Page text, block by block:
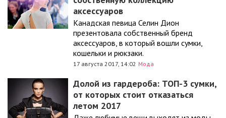
аксессуаров
Канадская певица Селин Дион
презентовала собственный бренд
аксессуаров, в который вошли сумки,
кошельки и рюкзаки.
17 августа 2017, 14:02 Мода
Долой из гардероба: ТОП-3 сумки,
от которых стоит отказаться
летом 2017